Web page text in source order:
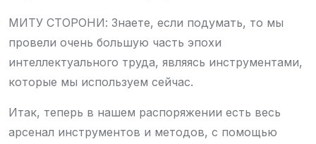
МИТУ СТОРОНИ: Знаете, если подумать, то мы
провели очень большую часть эпохи
интеллектуального труда, являясь инструментами,
которые мы используем сейчас.
Итак, теперь в нашем распоряжении есть весь
арсенал инструментов и методов, с помощью